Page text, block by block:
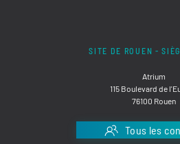
SITE DE ROUEN -
Atrium
115 Boulevard de
76100 Rouen
Tous les